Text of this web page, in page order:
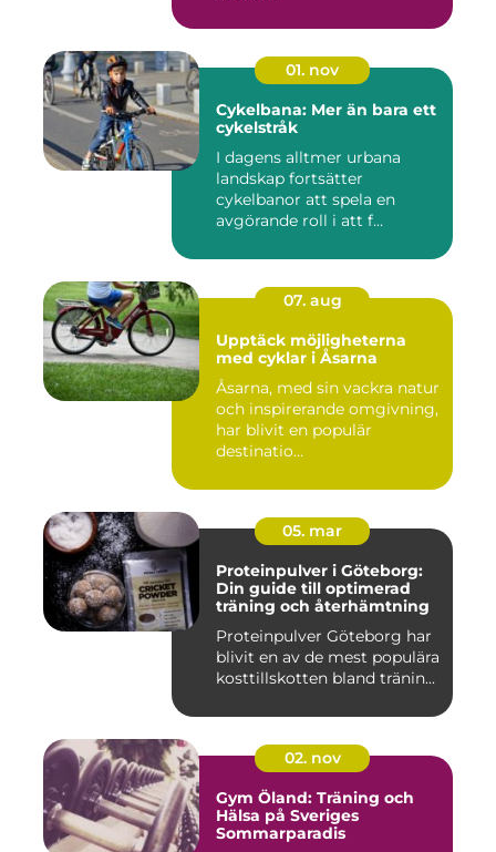
01. nov
Cykelbana: Mer än bara ett
cykelstråk
I dagens alltmer urbana
landskap fortsätter
cykelbanor att spela en
avgörande roll i att f...
07. aug
Upptäck möjligheterna
med cyklar i Åsarna
Åsarna, med sin vackra natur
och inspirerande omgivning,
har blivit en populär
destinatio...
05. mar
Proteinpulver i Göteborg:
Din guide till optimerad
träning och återhämtning
Proteinpulver Göteborg har
blivit en av de mest populära
kosttillskotten bland tränin...
02. nov
Gym Öland: Träning och
Hälsa på Sveriges
Sommarparadis